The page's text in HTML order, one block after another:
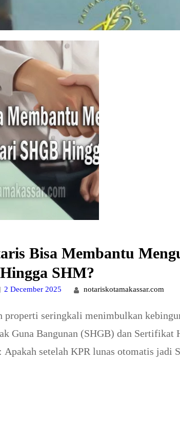
Bisa Membantu
SHM?
2 December 2025 notariskotamakassar.com
properti seringkali menimbulkan
Guna Bangunan (SHGB) dan
Apakah setelah KPR lunas otomatis jadi
tersebut menjadi panduan…